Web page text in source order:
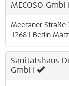
MECOSO
Meeraner Straße
12681 Berlin
Sanitätshaus
GmbH